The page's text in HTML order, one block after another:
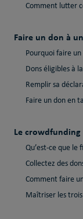
Comment lutter
Faire un don à
Pourquoi faire un
Dons éligibles à
Remplir sa
Faire un don en
Le crowdfunding
Qu’est-ce que
Collectez des
Comment faire
Maîtriser les